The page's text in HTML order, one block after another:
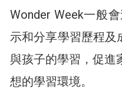
Wonder Week一般
示和分享學習歷程及
與孩子的學習，促進
想的學習環境。